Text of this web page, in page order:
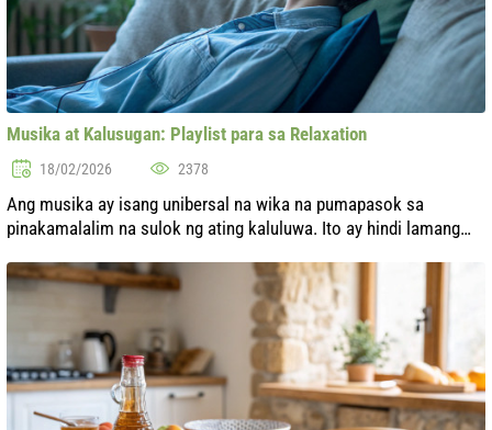
Musika at Kalusugan: Playlist para sa Relaxation
18/02/2026 2378
Ang musika ay isang unibersal na wika na pumapasok sa
pinakamalalim na sulok ng ating kaluluwa. Ito ay hindi lamang
kalusugan at pangkalahatang n...